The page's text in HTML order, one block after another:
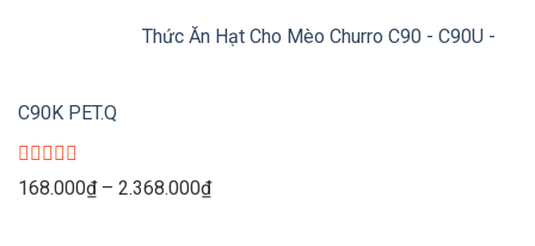
40.000₫
Thức Ăn Hạt Cho Mèo Churro C90 - C90U -
C90K PET.Q
Được
xếp
168.000₫ – 2.368.000₫Khoảng